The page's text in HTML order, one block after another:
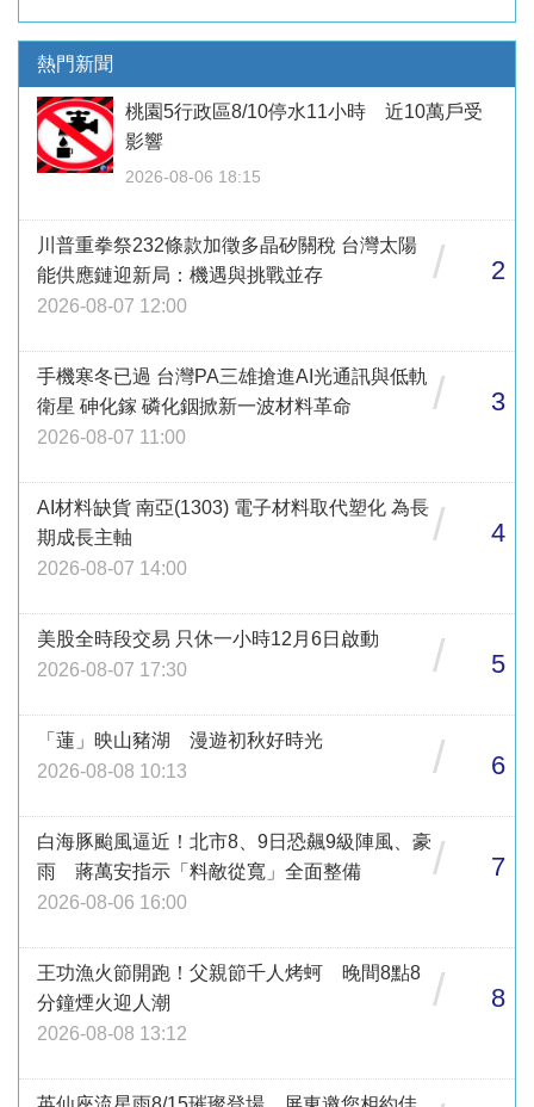
熱門新聞
桃園5行政區8/10停水11小時 近10萬戶受
影響
2026-08-06 18:15
川普重拳祭232條款加徵多晶矽關稅 台灣太陽
能供應鏈迎新局：機遇與挑戰並存
2026-08-07 12:00
/ 2
手機寒冬已過 台灣PA三雄搶進AI光通訊與低軌
衛星 砷化鎵 磷化銦掀新一波材料革命
2026-08-07 11:00
/ 3
AI材料缺貨 南亞(1303) 電子材料取代塑化 為長
期成長主軸
2026-08-07 14:00
/ 4
美股全時段交易 只休一小時12月6日啟動
2026-08-07 17:30
/ 5
「蓮」映山豬湖 漫遊初秋好時光
2026-08-08 10:13
/ 6
白海豚颱風逼近！北市8、9日恐飆9級陣風、豪
雨 蔣萬安指示「料敵從寬」全面整備
2026-08-06 16:00
/ 7
王功漁火節開跑！父親節千人烤蚵 晚間8點8
分鐘煙火迎人潮
2026-08-08 13:12
/ 8